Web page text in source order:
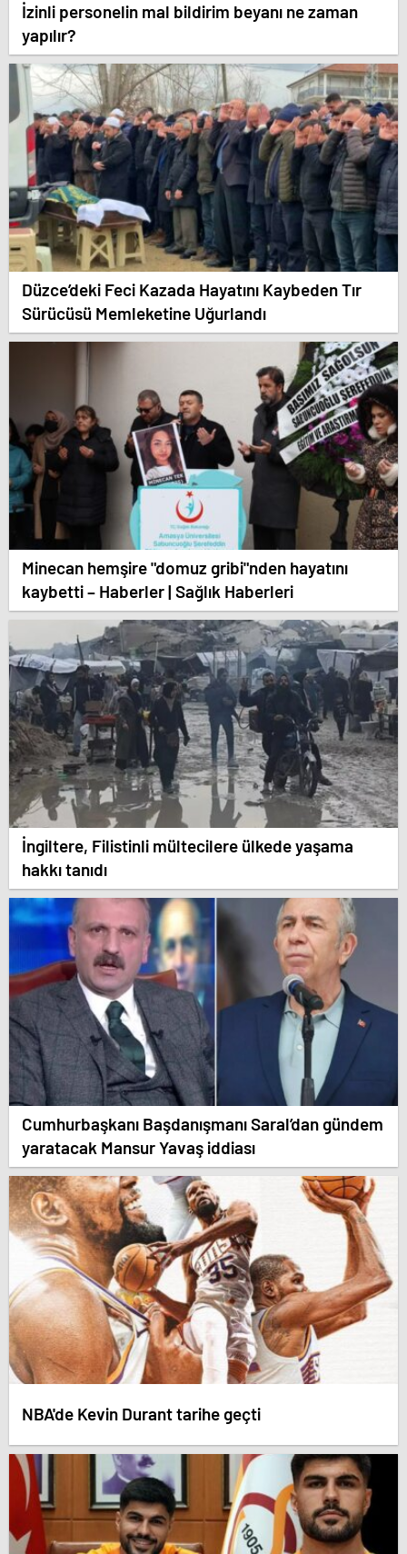
İzinli personelin mal bildirim beyanı ne zaman
yapılır?
Düzce’deki Feci Kazada Hayatını Kaybeden Tır
Sürücüsü Memleketine Uğurlandı
Minecan hemşire "domuz gribi"nden hayatını
kaybetti – Haberler | Sağlık Haberleri
İngiltere, Filistinli mültecilere ülkede yaşama
hakkı tanıdı
Cumhurbaşkanı Başdanışmanı Saral’dan gündem
yaratacak Mansur Yavaş iddiası
NBA'de Kevin Durant tarihe geçti